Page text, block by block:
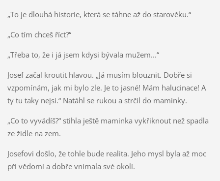
„To je dlouhá historie, která se táhne až do starověku.“
„Co tím chceš říct?“
„Třeba to, že i já jsem kdysi bývala mužem...“
Josef začal kroutit hlavou. „Já musím blouznit. Dobře si
vzpomínám, jak mi bylo zle. Je to jasné! Mám halucinace! A
ty tu taky nejsi.“ Natáhl se rukou a strčil do maminky.
„Co to vyvádíš?“ stihla ještě maminka vykřiknout než spadla
ze židle na zem.
Josefovi došlo, že tohle bude realita. Jeho mysl byla až moc
při vědomí a dobře vnímala své okolí.